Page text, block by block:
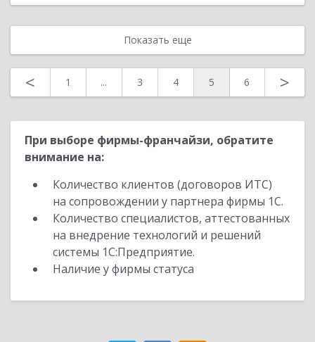
Показать еще
< 1 ... 3 4 5 6 >
При выборе фирмы-франчайзи, обратите
внимание на:
Количество клиентов (договоров ИТС)
на сопровождении у партнера фирмы 1С.
Количество специалистов, аттестованных
на внедрение технологий и решений
системы 1С:Предприятие.
Наличие у фирмы статуса